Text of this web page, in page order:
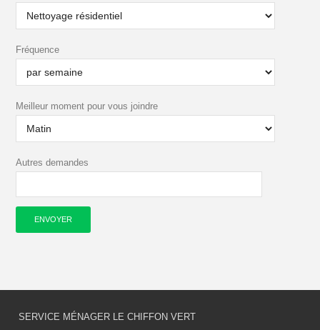
Fréquence
Meilleur moment pour vous joindre
Autres demandes
SERVICE MÉNAGER LE CHIFFON VERT